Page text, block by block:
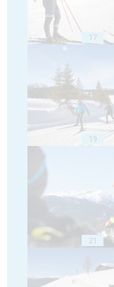
17
19
21